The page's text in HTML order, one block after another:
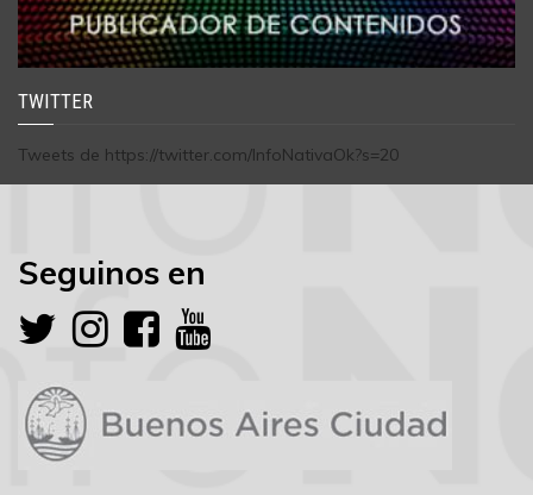
TWITTER
Tweets de https://twitter.com/InfoNativaOk?s=20
Seguinos en